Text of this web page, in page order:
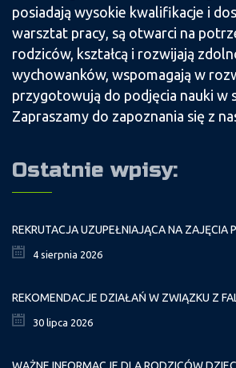
posiadają wysokie kwalifikacje i
warsztat pracy, są otwarci na
rodziców, kształcą i rozwijają
wychowanków, wspomagają w
przygotowują do podjęcia nauki w
Zapraszamy do zapoznania się z
Ostatnie wpisy:
4 sierpnia 2026
REKOMENDACJE DZIAŁAŃ W ZWIĄZKU Z
30 lipca 2026